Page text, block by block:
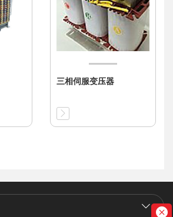
三相伺服变压器